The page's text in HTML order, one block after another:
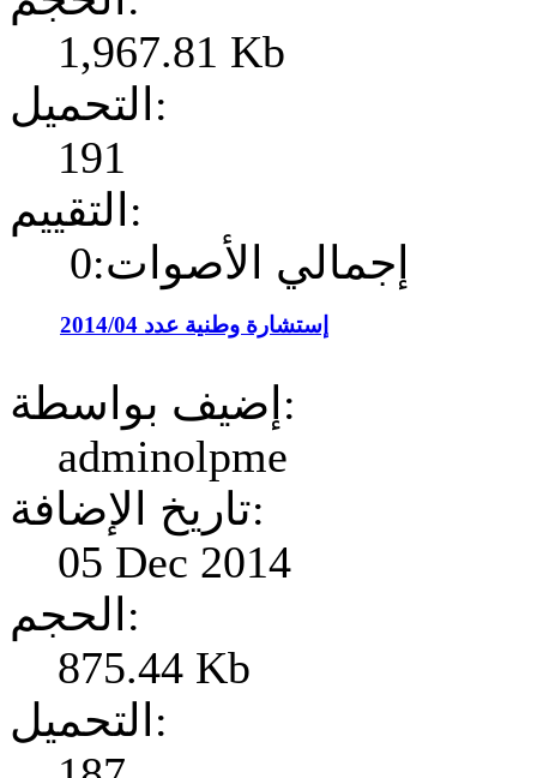
1,967.81 Kb
التحميل:
191
التقييم:
إجمالي الأصوات:0
إستشارة وطنية عدد 2014/04
إضيف بواسطة:
adminolpme
تاريخ الإضافة:
05 Dec 2014
الحجم:
875.44 Kb
التحميل: